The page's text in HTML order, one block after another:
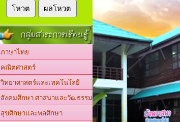
โหวต ผลโหวต
กลุ่มสาระการเรียนรู้
ภาษาไทย
คณิตศาสตร์
วิทยาศาสตร์และเทคโนโลยี
สังคมศึกษา ศาสนาและวัฒธรรม
สุขศึกษาและพลศึกษา